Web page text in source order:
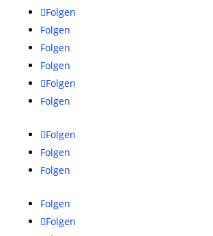
Folgen
Folgen
Folgen
Folgen
Folgen
Folgen
Folgen
Folgen
Folgen
Folgen
Folgen